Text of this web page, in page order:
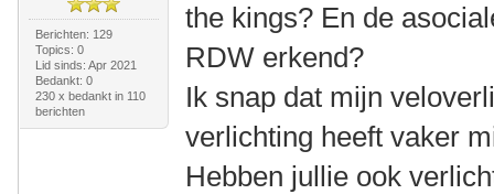
Berichten: 129
Topics: 0
Lid sinds: Apr 2021
Bedankt: 0
230 x bedankt in 110
berichten
the kings? En de
RDW erkend?
Ik snap dat mijn
verlichting heeft vaker
Hebben jullie ook